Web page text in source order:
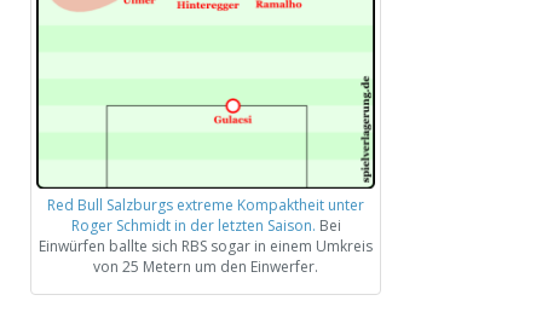
Red Bull Salzburgs extreme Kompaktheit unter
Roger Schmidt in der letzten Saison. Bei
Einwürfen ballte sich RBS sogar in einem Umkreis
von 25 Metern um den Einwerfer.